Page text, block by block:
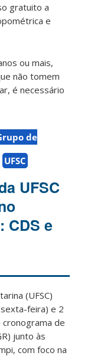
gratuito a
e
ou mais,
não tomem
é necessário
de
UFSC
UFSC
CDS e
(UFSC)
feira) e 2
de
junto às
com foco na